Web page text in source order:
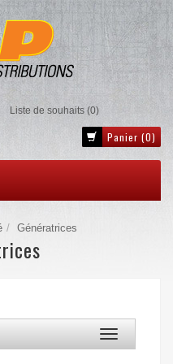
Liste de souhaits (0)
Panier (0)
Génératrices
Toggle
navigation